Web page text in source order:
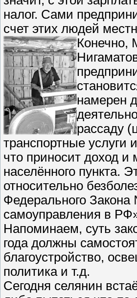
налог. Сами
счет этих людей
Конечно,
намерен
рассаду
транспортные
что приносит доход и
населённого пункта.
относительно
Федерального
самоуправления в
Напоминаем, суть
года должны
благоустройство,
политика и т.д.
Сегодня селянин